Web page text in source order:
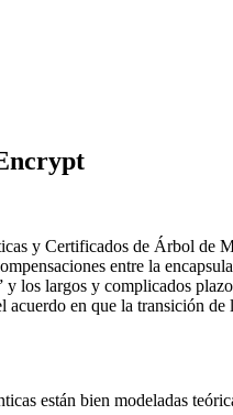
y Certificados de Árbol de
entre la
y los largos y complicados
en que la transición
están bien modeladas